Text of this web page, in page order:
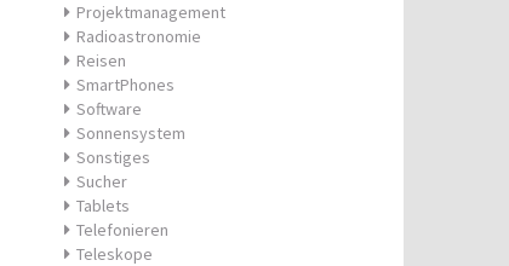
Projektmanagement
Radioastronomie
Reisen
SmartPhones
Software
Sonnensystem
Sonstiges
Sucher
Tablets
Telefonieren
Teleskope